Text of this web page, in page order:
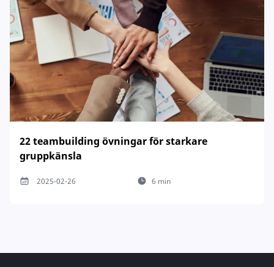
22 teambuilding övningar för starkare
gruppkänsla
2025-02-26 6 min